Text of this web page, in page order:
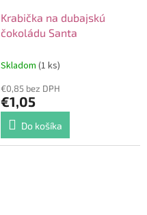
Krabička na dubajskú
čokoládu Santa
Skladom (1 ks)
€0,85 bez DPH
€1,05
Do košíka